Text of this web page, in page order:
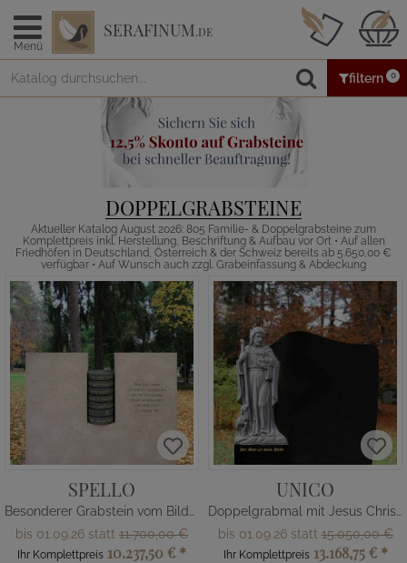
Menü
SERAFINUM.DE
filtern 0
DOPPELGRABSTEINE
Aktueller Katalog August 2026: 805 Familie- & Doppelgrabsteine zum
Komplettpreis inkl. Herstellung, Beschriftung & Aufbau vor Ort • Auf allen
Friedhöfen in Deutschland, Österreich & der Schweiz bereits ab 5.650,00 €
verfügbar • Auf Wunsch auch zzgl. Grabeinfassung & Abdeckung
SPELLO
Besonderer Grabstein vom Bildhauer
bis 01.09.26 statt 11.700,00 €
Ihr Komplettpreis 10.237,50 € *
UNICO
Doppelgrabmal mit Jesus Christus Statue
bis 01.09.26 statt15.050,00 €
Ihr Komplettpreis 13.168,75 € *